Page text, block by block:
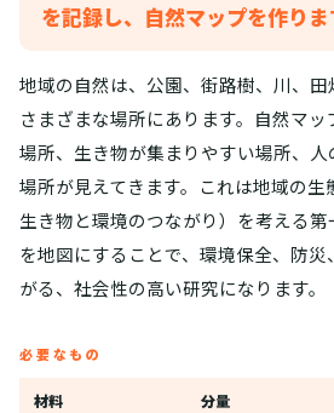
を記録し、自然マップを作りま
地域の自然は、公園、街路樹、川、田
さまざまな場所にあります。自然マ
場所、生き物が集まりやすい場所、
場所が見えてきます。これは地域の生
生き物と環境のつながり）を考える
を地図にすることで、環境保全、防
がる、社会性の高い研究になります。
必要なもの
材料 分量